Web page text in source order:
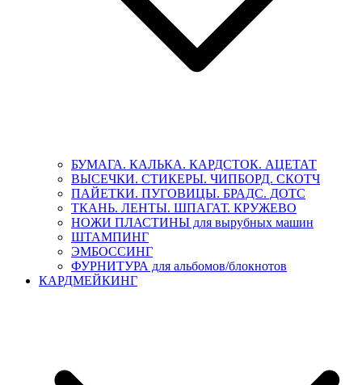
БУМАГА. КАЛЬКА. КАРДСТОК. АЦЕТАТ
ВЫСЕЧКИ. СТИКЕРЫ. ЧИПБОРД. СКОТЧ
ПАЙЕТКИ. ПУГОВИЦЫ. БРАДС. ДОТС
ТКАНЬ. ЛЕНТЫ. ШПАГАТ. КРУЖЕВО
НОЖИ ПЛАСТИНЫ для вырубных машин
ШТАМПИНГ
ЭМБОССИНГ
ФУРНИТУРА для альбомов/блокнотов
КАРДМЕЙКИНГ